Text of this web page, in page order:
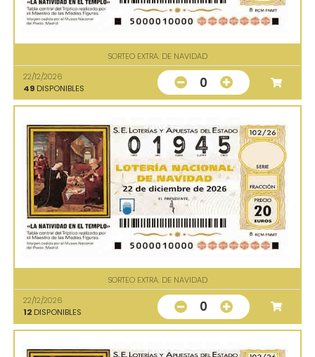
SORTEO EXTRA. DE NAVIDAD
22/12/2026
49 DISPONIBLES 0
SORTEO EXTRA. DE NAVIDAD
22/12/2026
12 DISPONIBLES 0